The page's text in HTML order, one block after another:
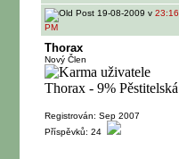
19-08-2009 v 23:16
PM
Thorax
Nový Člen
Registrován: Sep 2007
Příspěvků: 24